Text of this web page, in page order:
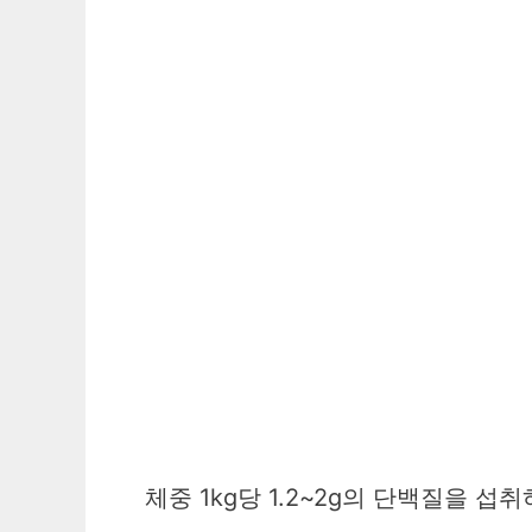
체중 1kg당 1.2~2g의 단백질을 섭취